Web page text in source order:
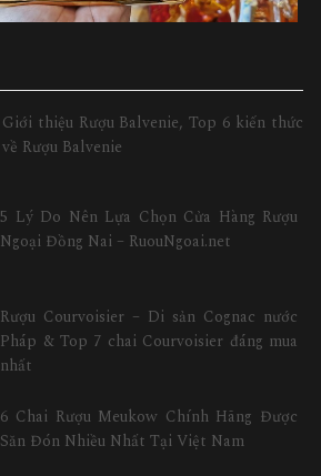
Giới thiệu Rượu Balvenie, Top 6 kiến thức
về Rượu Balvenie
5 Lý Do Nên Lựa Chọn Cửa Hàng Rượu
Ngoại Đồng Nai – RuouNgoai.net
Rượu Courvoisier – Di sản Cognac nước
Pháp & Top 7 chai Courvoisier đáng mua
nhất
6 Chai Rượu Meukow Chính Hãng Được
Săn Đón Nhiều Nhất Tại Việt Nam